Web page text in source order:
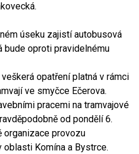
úseku zajistí autobusová
bude oproti pravidelnému
opatření platná v rámci
ve smyčce Ečerova.
pracemi na tramvajové
od pondělí 6.
organizace provozu
oblasti Komína a Bystrce.